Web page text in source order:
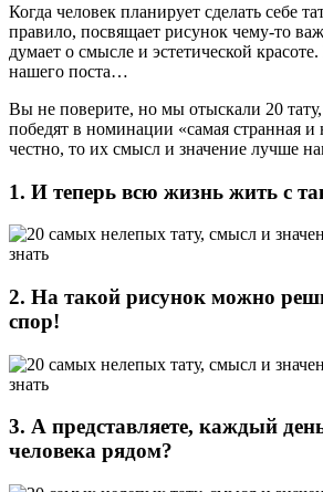
Когда человек планирует сделать себе
правило, посвящает рисунок чему-то
думает о смысле и эстетической
нашего поста…
Вы не поверите, но мы отыскали 20
победят в номинации «самая странная и
честно, то их смысл и значение лучше
1. И теперь всю жизнь жить с
2. На такой рисунок можно
спор!
3. А представляете, каждый
человека рядом?